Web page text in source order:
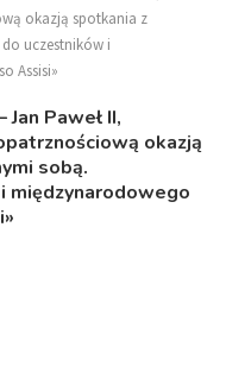
okazją spotkania z
uczestników i
Assisi»
Paweł II,
okazją
sobą.
międzynarodowego